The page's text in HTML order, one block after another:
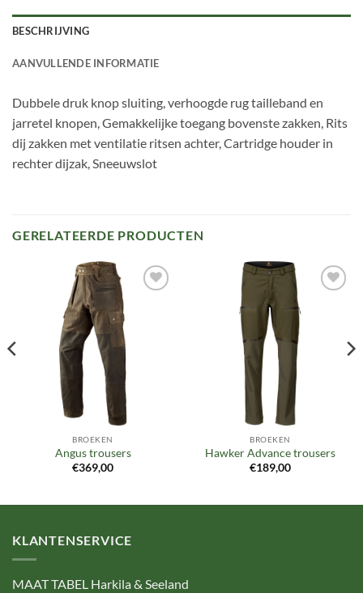
BESCHRIJVING
AANVULLENDE INFORMATIE
Dubbele druk knop sluiting, verhoogde rug tailleband en
jarretel knopen, Gemakkelijke toegang bovenste zakken, Rits
dij zakken met ventilatie ritsen achter, Cartridge houder in
rechter dijzak, Sneeuwslot
GERELATEERDE PRODUCTEN
Toevoegen
verlanglijst
BROEKEN
Angus trousers
€369,00
Toevoegen
BROEKEN
Hawker Advance trousers
€189,00
KLANTENSERVICE
MAAT TABEL Harkila & Seeland